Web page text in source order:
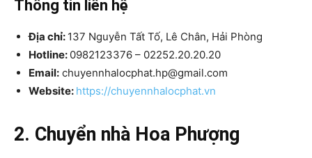
Thông tin liên hệ
Địa chỉ: 137 Nguyễn Tất Tố, Lê Chân, Hải Phòng
Hotline: 0982123376 – 02252.20.20.20
Email: chuyennhalocphat.hp@gmail.com
Website: https://chuyennhalocphat.vn
2. Chuyển nhà Hoa Phượng